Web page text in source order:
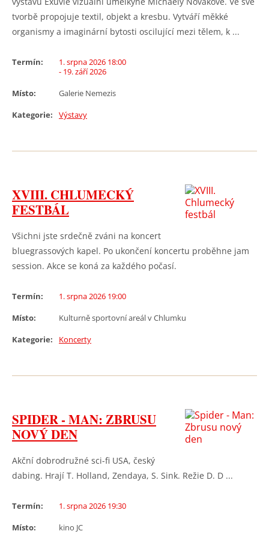
tvorbě propojuje textil, objekt a kresbu. Vytváří měkké
organismy a imaginární bytosti oscilující mezi tělem, k ...
Termín:
1. srpna 2026 18:00
- 19. září 2026
Místo:
Galerie Nemezis
Kategorie:
Výstavy
XVIII. CHLUMECKÝ
FESTBÁL
Všichni jste srdečně zváni na koncert
bluegrassových kapel. Po ukončení koncertu proběhne jam
session. Akce se koná za každého počasí.
Termín:
1. srpna 2026 19:00
Místo:
Kulturně sportovní areál v Chlumku
Kategorie:
Koncerty
SPIDER - MAN: ZBRUSU
NOVÝ DEN
Akční dobrodružné sci-fi USA, český
dabing. Hrají T. Holland, Zendaya, S. Sink. Režie D. D ...
Termín:
1. srpna 2026 19:30
Místo:
kino JC